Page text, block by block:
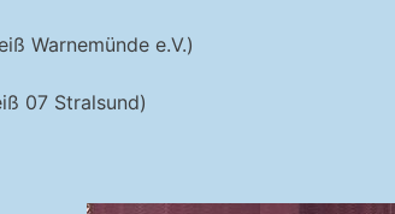
Warnemünde e.V.)
07 Stralsund)